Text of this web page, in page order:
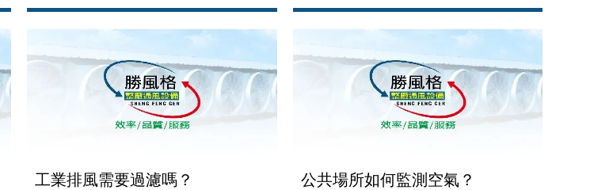
求。
工業排風需要過濾嗎？ 公共場所如何監測空氣？